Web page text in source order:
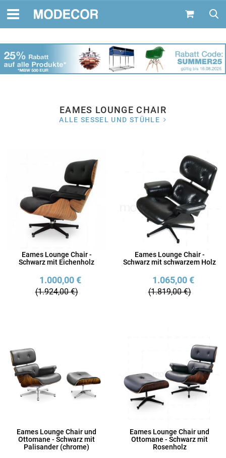
EAMES LOUNGE CHAIR
ALLE SESSEL UND STÜHLE
Eames Lounge Chair -
Schwarz mit Eichenholz
1.000,00 €
(1.924,00 €)
Eames Lounge Chair -
Schwarz mit schwarzem Holz
1.065,00 €
(1.819,00 €)
Eames Lounge Chair und
Ottomane - Schwarz mit
Palisander (chrome)
Eames Lounge Chair und
Ottomane - Schwarz mit
Rosenholz